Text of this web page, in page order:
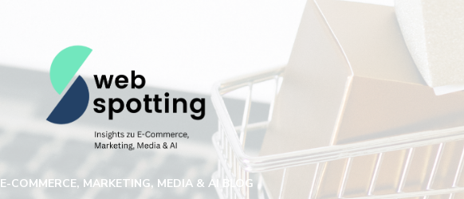
E-COMMERCE, MARKETING, MEDIA & AI BLOG